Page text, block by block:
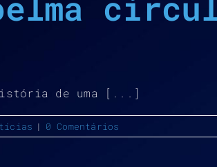
de uma [...]
| 0 Comentários